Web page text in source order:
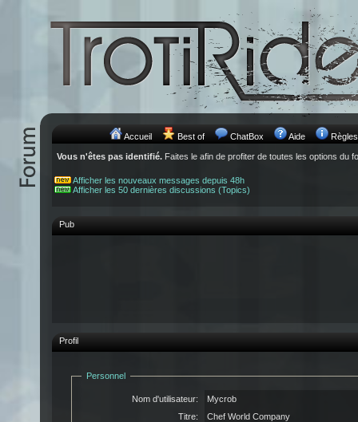
Accueil Best of ChatBox Aide Règles
Vous n'êtes pas identifié. Faites le afin de profiter de toutes les options du
Afficher les nouveaux messages depuis 48h
Afficher les 50 dernières discussions (Topics)
Pub
Profil
Personnel
Nom d'utilisateur:
Mycrob
Titre:
Chef World Company